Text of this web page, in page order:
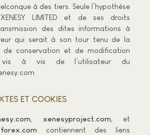
à des tiers. Seule l’hypothèse
LIMITED et de ses droits
des dites informations à
qui serait à son tour tenu de la
de conservation et de modification
vis à vis de l’utilisateur du
ET COOKIES
xenesyproject.com , et
contiennent des liens